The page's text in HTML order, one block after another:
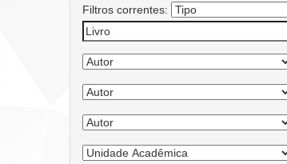
Filtros correntes: